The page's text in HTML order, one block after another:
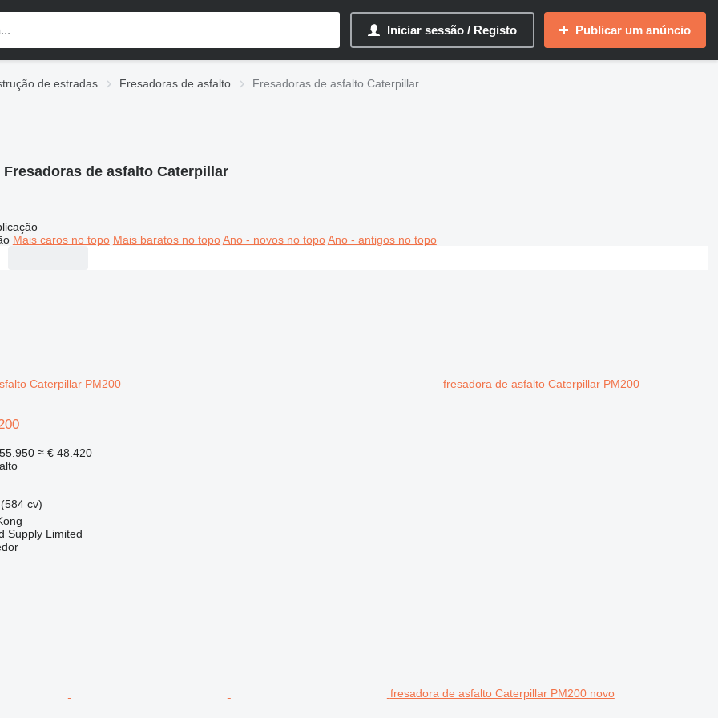
Iniciar sessão / Registo Publicar um anúncio
de estradas Fresadoras de asfalto Fresadoras de asfalto Caterpillar
Fresadoras de asfalto Caterpillar
Mais caros no topo Mais baratos no topo Ano - novos no topo Ano - antigos no topo
fresadora de asfalto Caterpillar PM200
≈ € 48.420
cv)
Supply Limited
fresadora de asfalto Caterpillar PM200 novo